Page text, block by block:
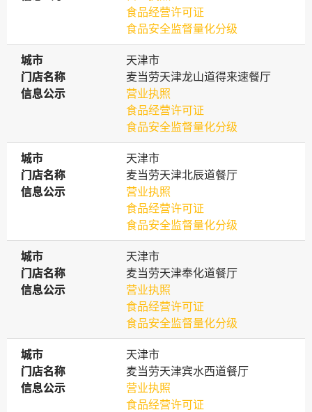
食品经营许可证
食品安全监督量化分级
城市
城市
天津市
门店名称
门店名称
麦当劳天津龙山道得来速餐厅
信息公示
信息公示
营业执照
食品经营许可证
食品安全监督量化分级
城市
城市
天津市
门店名称
门店名称
麦当劳天津北辰道餐厅
信息公示
信息公示
营业执照
食品经营许可证
食品安全监督量化分级
城市
城市
天津市
门店名称
门店名称
麦当劳天津奉化道餐厅
信息公示
信息公示
营业执照
食品经营许可证
食品安全监督量化分级
城市
城市
天津市
门店名称
门店名称
麦当劳天津宾水西道餐厅
信息公示
信息公示
营业执照
食品经营许可证